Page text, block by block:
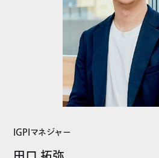
IGPIマネジャー